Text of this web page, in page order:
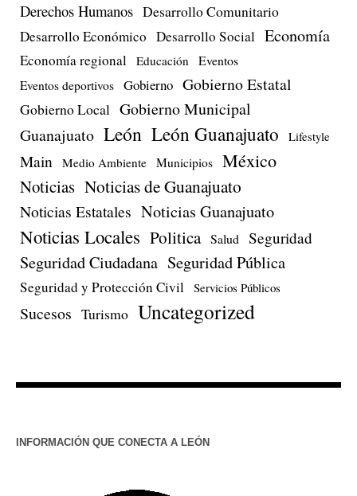
Derechos Humanos Desarrollo Comunitario
Desarrollo Económico Desarrollo Social Economía
Economía regional Educación Eventos
Eventos deportivos Gobierno Gobierno Estatal
Gobierno Local Gobierno Municipal
Guanajuato León León Guanajuato Lifestyle
Main Medio Ambiente Municipios México
Noticias Noticias de Guanajuato
Noticias Estatales Noticias Guanajuato
Noticias Locales Politica Salud Seguridad
Seguridad Ciudadana Seguridad Pública
Seguridad y Protección Civil Servicios Públicos
Sucesos Turismo Uncategorized
INFORMACIÓN QUE CONECTA A LEÓN